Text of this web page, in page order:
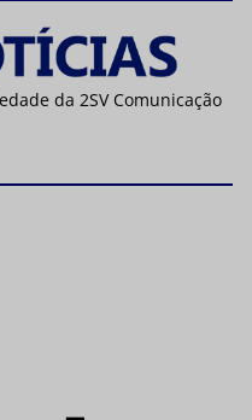
da 2SV Comunicação